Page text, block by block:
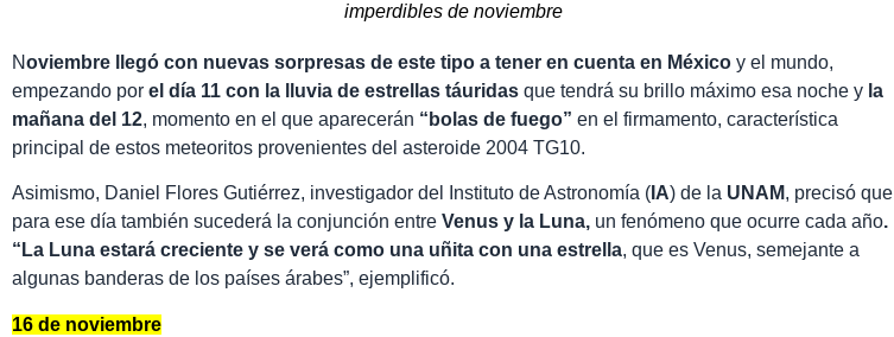
imperdibles de noviembre
Noviembre llegó con nuevas sorpresas de este tipo a tener en cuenta en México y el mundo,
empezando por el día 11 con la lluvia de estrellas táuridas que tendrá su brillo máximo esa noche y la
mañana del 12, momento en el que aparecerán “bolas de fuego” en el firmamento, característica
principal de estos meteoritos provenientes del asteroide 2004 TG10.
Asimismo, Daniel Flores Gutiérrez, investigador del Instituto de Astronomía ( IA) de la UNAM, precisó que
para ese día también sucederá la conjunción entre Venus y la Luna, un fenómeno que ocurre cada año.
“La Luna estará creciente y se verá como una uñita con una estrella, que es Venus, semejante a
algunas banderas de los países árabes”, ejemplificó.
16 de noviembre